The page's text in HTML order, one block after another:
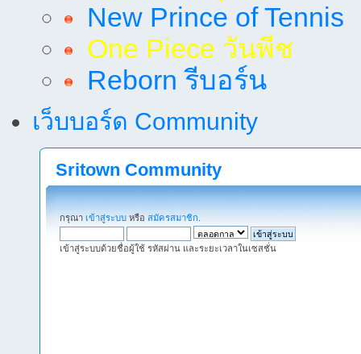
New Prince of Tennis
One Piece วันพีช
Reborn รีบอร์น
เว็บบอร์ด Community
Sritown Community
กรุณา เข้าสู่ระบบ หรือ สมัครสมาชิก
เข้าสู่ระบบด้วยชื่อผู้ใช้ รหัสผ่าน และระยะเวลาในเซสชั่น